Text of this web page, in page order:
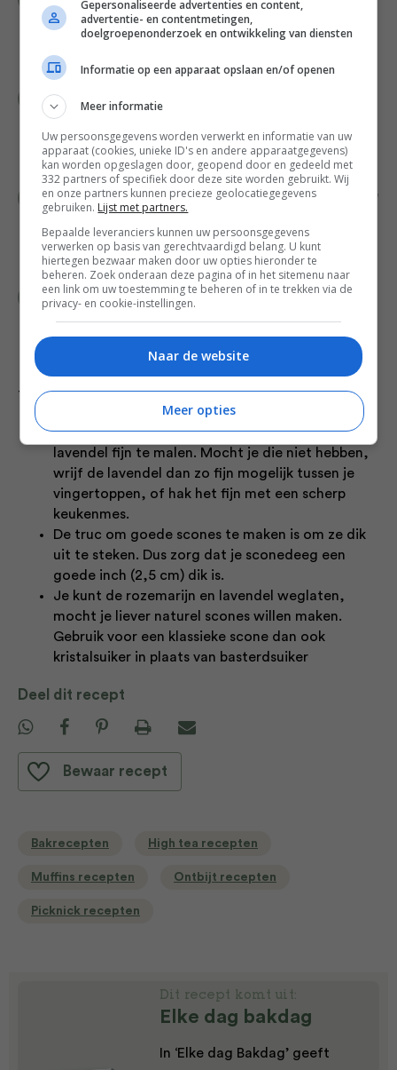
scones hierop met een paar centimeter
ertussen. Bestrijk de bovenkant van elke scone
met een beetje karnemelk.
Bak de scones in 15-20 minuten goudbruin. De
onderkant van de scones zal donkerder bruin
zijn. Laat de scones een beetje afkoelen voor je
ze doorsnijdt.
Serveer de scones – nog een beetje warm zijn ze
het lekkerst – met boter, of met opgeklopte
slagroom (met of zonder suiker, naar wens),
aardbeien en jam zoals op de foto.
En natuurlijk met een potje thee erbij. Het liefst
met een wolkje melk erin. En om het geheugen
op te frissen: pink omhoog bij het nuttigen van
Tips:
Ik gebruik een vijzel of kleine blender om de
lavendel fijn te malen. Mocht je die niet hebben,
wrijf de lavendel dan zo fijn mogelijk tussen je
vingertoppen, of hak het fijn met een scherp
keukenmes.
De truc om goede scones te maken is om ze dik
uit te steken. Dus zorg dat je sconedeeg een
goede inch (2,5 cm) dik is.
Je kunt de rozemarijn en lavendel weglaten,
mocht je liever naturel scones willen maken.
Gebruik voor een klassieke scone dan ook
kristalsuiker in plaats van basterdsuiker
Deel dit recept
Bewaar recept
Bakrecepten High tea recepten
Muffins recepten Ontbijt recepten
Picknick recepten
Dit recept komt uit:
Elke dag bakdag
In ‘Elke dag Bakdag’ geeft
Gepersonaliseerde advertenties en content,
advertentie- en contentmetingen,
doelgroepenonderzoek en ontwikkeling van diensten
Informatie op een apparaat opslaan en/of openen
Meer informatie
Uw persoonsgegevens worden verwerkt en informatie van uw
apparaat (cookies, unieke ID's en andere apparaatgegevens)
kan worden opgeslagen door, geopend door en gedeeld met
332 partners of specifiek door deze site worden gebruikt. Wij
en onze partners kunnen precieze geolocatiegegevens
gebruiken. Lijst met partners.
Bepaalde leveranciers kunnen uw persoonsgegevens
verwerken op basis van gerechtvaardigd belang. U kunt
hiertegen bezwaar maken door uw opties hieronder te
beheren. Zoek onderaan deze pagina of in het sitemenu naar
een link om uw toestemming te beheren of in te trekken via de
privacy- en cookie-instellingen.
Naar de website
Meer opties